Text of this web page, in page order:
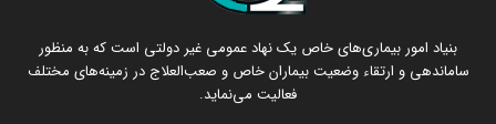
بنیاد امور بیماری‌های خاص یک نهاد عمومی غیر دولتی است که به منظور
ساماندهی و ارتقاء وضعیت بیماران خاص و صعب‌العلاج در زمینه‌های مختلف
فعالیت می‌نماید.